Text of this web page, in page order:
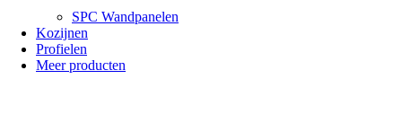
SPC Wandpanelen
Kozijnen
Profielen
Meer producten